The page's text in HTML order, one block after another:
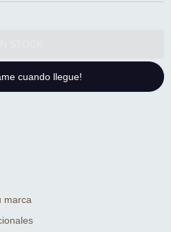
cuando llegue!
marca